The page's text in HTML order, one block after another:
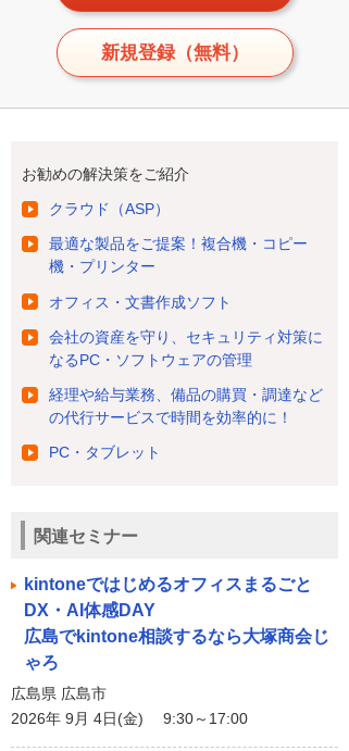
新規登録（無料）
お勧めの解決策をご紹介
クラウド（ASP）
最適な製品をご提案！複合機・コピー
機・プリンター
オフィス・文書作成ソフト
会社の資産を守り、セキュリティ対策に
なるPC・ソフトウェアの管理
経理や給与業務、備品の購買・調達など
の代行サービスで時間を効率的に！
PC・タブレット
関連セミナー
kintoneではじめるオフィスまるごと
DX・AI体感DAY
広島でkintone相談するなら大塚商会じ
ゃろ
広島県 広島市
2026年 9月 4日(金) 9:30～17:00